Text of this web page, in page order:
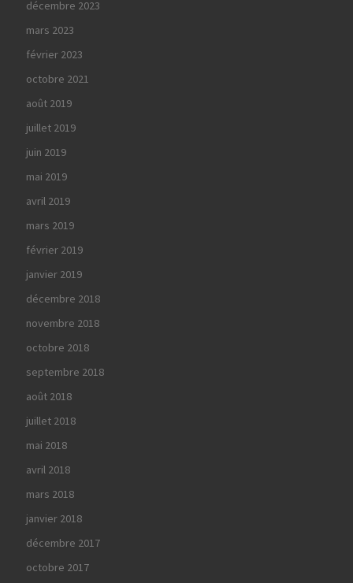
décembre 2023
mars 2023
février 2023
octobre 2021
août 2019
juillet 2019
juin 2019
mai 2019
avril 2019
mars 2019
février 2019
janvier 2019
décembre 2018
novembre 2018
octobre 2018
septembre 2018
août 2018
juillet 2018
mai 2018
avril 2018
mars 2018
janvier 2018
décembre 2017
octobre 2017